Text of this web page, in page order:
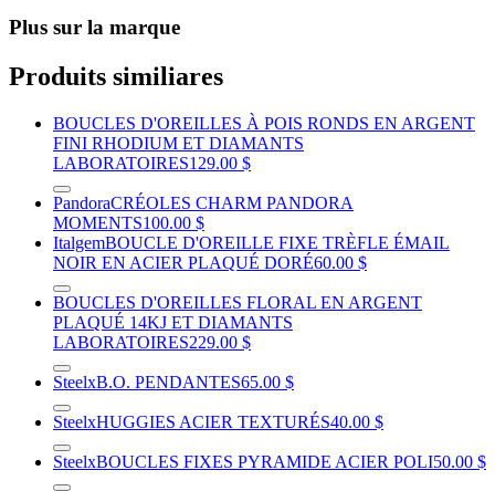
Plus sur la marque
Produits similiares
BOUCLES D'OREILLES À POIS RONDS EN ARGENT
FINI RHODIUM ET DIAMANTS
LABORATOIRES129.00 $
PandoraCRÉOLES CHARM PANDORA
MOMENTS100.00 $
ItalgemBOUCLE D'OREILLE FIXE TRÈFLE ÉMAIL
NOIR EN ACIER PLAQUÉ DORÉ60.00 $
BOUCLES D'OREILLES FLORAL EN ARGENT
PLAQUÉ 14KJ ET DIAMANTS
LABORATOIRES229.00 $
SteelxB.O. PENDANTES65.00 $
SteelxHUGGIES ACIER TEXTURÉS40.00 $
SteelxBOUCLES FIXES PYRAMIDE ACIER POLI50.00 $